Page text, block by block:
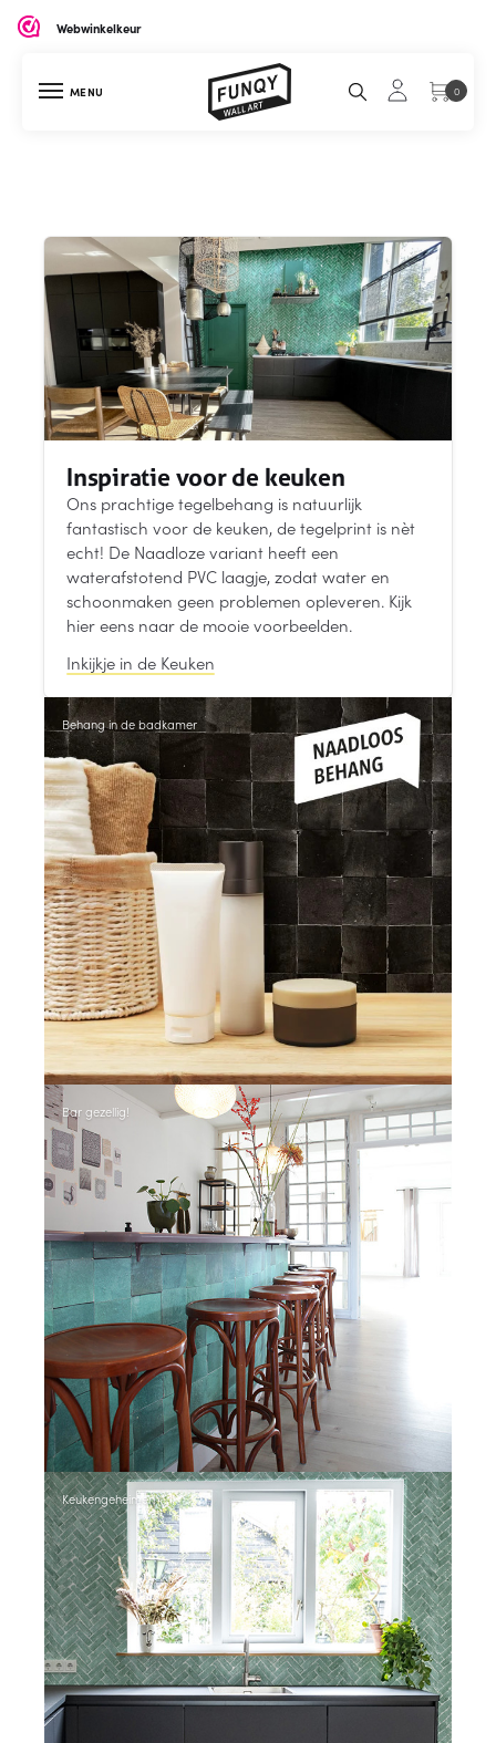
Webwinkelkeur
MENU 0
Inspiratie voor de keuken
Ons prachtige tegelbehang is natuurlijk
fantastisch voor de keuken, de tegelprint is nèt
echt! De Naadloze variant heeft een
waterafstotend PVC laagje, zodat water en
schoonmaken geen problemen opleveren. Kijk
hier eens naar de mooie voorbeelden.
Inkijkje in de Keuken
Behang in de badkamer
Bar gezellig!
Keukengeheimen